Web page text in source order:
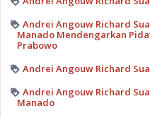
Andrei Angouw Richard
Manado Mendengarkan
Prabowo
Andrei Angouw Richard
Andrei Angouw Richard
Manado